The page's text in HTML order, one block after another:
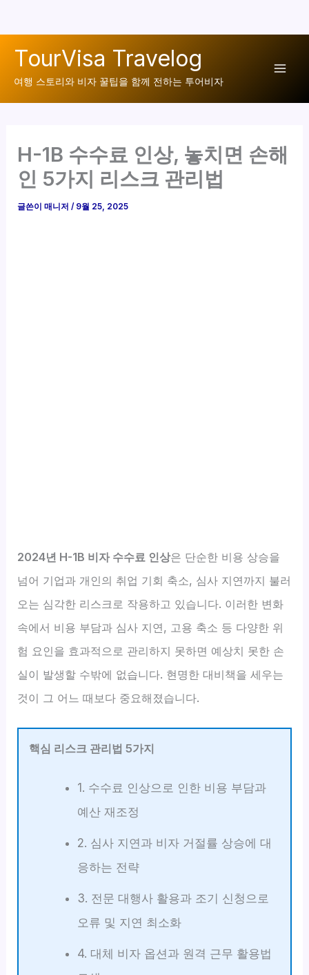
TourVisa Travelog
여행 스토리와 비자 꿀팁을 함께 전하는 투어비자
H-1B 수수료 인상, 놓치면 손해
인 5가지 리스크 관리법
글쓴이매니저/ 9월 25, 2025
2024년 H-1B 비자 수수료 인상은 단순한 비용 상승을
넘어 기업과 개인의 취업 기회 축소, 심사 지연까지 불러
오는 심각한 리스크로 작용하고 있습니다. 이러한 변화
속에서 비용 부담과 심사 지연, 고용 축소 등 다양한 위
험 요인을 효과적으로 관리하지 못하면 예상치 못한 손
실이 발생할 수밖에 없습니다. 현명한 대비책을 세우는
것이 그 어느 때보다 중요해졌습니다.
핵심 리스크 관리법 5가지
1. 수수료 인상으로 인한 비용 부담과
예산 재조정
2. 심사 지연과 비자 거절률 상승에 대
응하는 전략
3. 전문 대행사 활용과 조기 신청으로
오류 및 지연 최소화
4. 대체 비자 옵션과 원격 근무 활용법